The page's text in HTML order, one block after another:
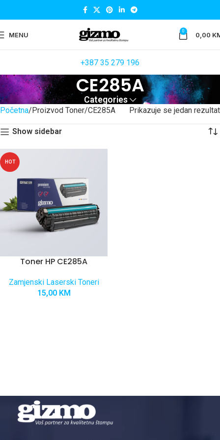
MENU 0 0,00
+387 35 279 196
CE285A
Categories
Početna Proizvod Toner CE285A Prikazuje se jedan rezultat
Show sidebar
HOT
Toner HP CE285A
Zamjenski Laserski Toneri
15,00 KM